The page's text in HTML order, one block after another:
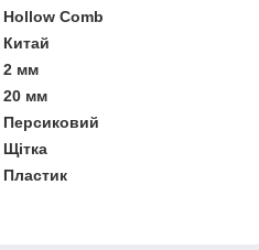
Hollow Comb
Китай
2 мм
20 мм
Персиковий
Щітка
Пластик